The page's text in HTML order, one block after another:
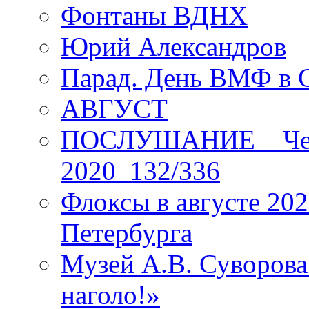
Фонтаны ВДНХ
Юрий Александров
Парад. День ВМФ в
АВГУСТ
ПОСЛУШАНИЕ _
2020_132/336
Флоксы в августе
Петербурга
Музей А.В.
наголо!»